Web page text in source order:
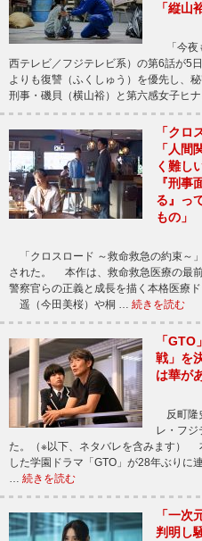
「縦山
「今夜
西テレビ／フジテレビ系）の第6話が
よりも復讐（ふくしゅう）を優先し、
刑事・磯貝（横山裕）と第六感女子ヒ
「クロ
「人間
く難し
『刑事
る』っ
もの」
「クロスロード ～救命救急の約束～
された。 本作は、救命救急医療の最
警察官らの正義と成長を描く本格医療
遥（今田美桜）や桐 … 続きを読む
「
戦」を
は華が
反町隆
レ・フジ
た。（※以下、ネタバレを含みます）
した学園ドラマ「GTO」が28年ぶりに
… 続きを読む
「一次
判明し